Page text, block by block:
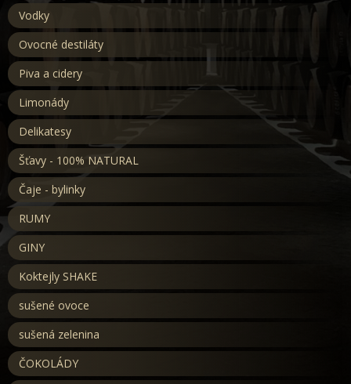
Vodky
Ovocné destiláty
Piva a cidery
Limonády
Delikatesy
Šťavy - 100% NATURAL
Čaje - bylinky
RUMY
GINY
Koktejly SHAKE
sušené ovoce
sušená zelenina
ČOKOLÁDY